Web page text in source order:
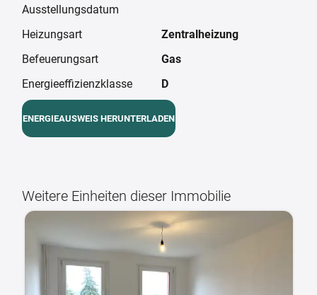
Ausstellungsdatum
Heizungsart
Zentralheizung
Befeuerungsart
Gas
Energieeffizienzklasse
D
ENERGIEAUSWEIS HERUNTERLADEN
Weitere Einheiten dieser Immobilie